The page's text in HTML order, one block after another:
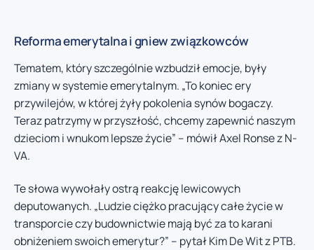
Reforma emerytalna i gniew związkowców
Tematem, który szczególnie wzbudził emocje, były
zmiany w systemie emerytalnym. „To koniec ery
przywilejów, w której żyły pokolenia synów bogaczy.
Teraz patrzymy w przyszłość, chcemy zapewnić naszym
dzieciom i wnukom lepsze życie” – mówił Axel Ronse z N-
VA.
Te słowa wywołały ostrą reakcję lewicowych
deputowanych. „Ludzie ciężko pracujący całe życie w
transporcie czy budownictwie mają być za to karani
obniżeniem swoich emerytur?” – pytał Kim De Wit z PTB.